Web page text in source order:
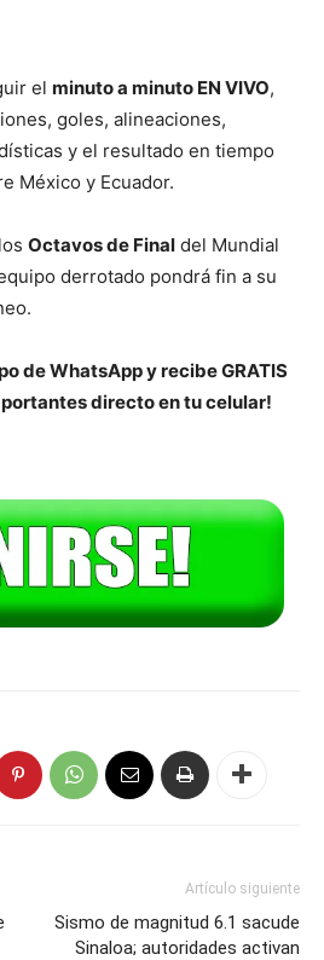
el minuto a minuto EN VIVO,
goles, alineaciones,
y el resultado en tiempo
México y Ecuador.
Octavos de Final del Mundial
derrotado pondrá fin a su
de WhatsApp y recibe GRATIS
directo en tu celular!
Artículo siguiente
Sismo de magnitud 6.1 sacude
Sinaloa; autoridades activan